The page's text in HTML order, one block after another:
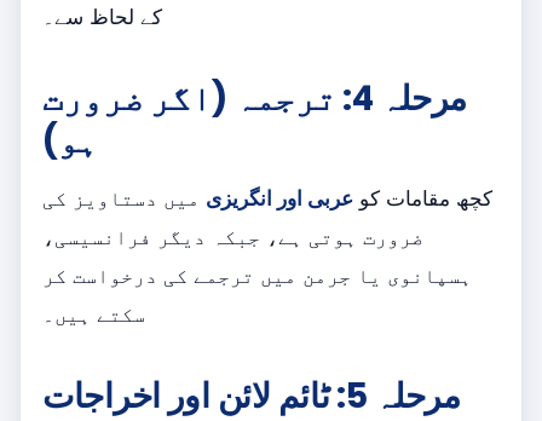
کے لحاظ سے۔
مرحلہ 4: ترجمہ (اگر ضرورت
ہو)
کچھ مقامات کو عربی اور انگریزی میں دستاویز کی
ضرورت ہوتی ہے، جبکہ دیگر فرانسیسی،
ہسپانوی یا جرمن میں ترجمے کی درخواست کر
سکتے ہیں۔
مرحلہ 5: ٹائم لائن اور اخراجات